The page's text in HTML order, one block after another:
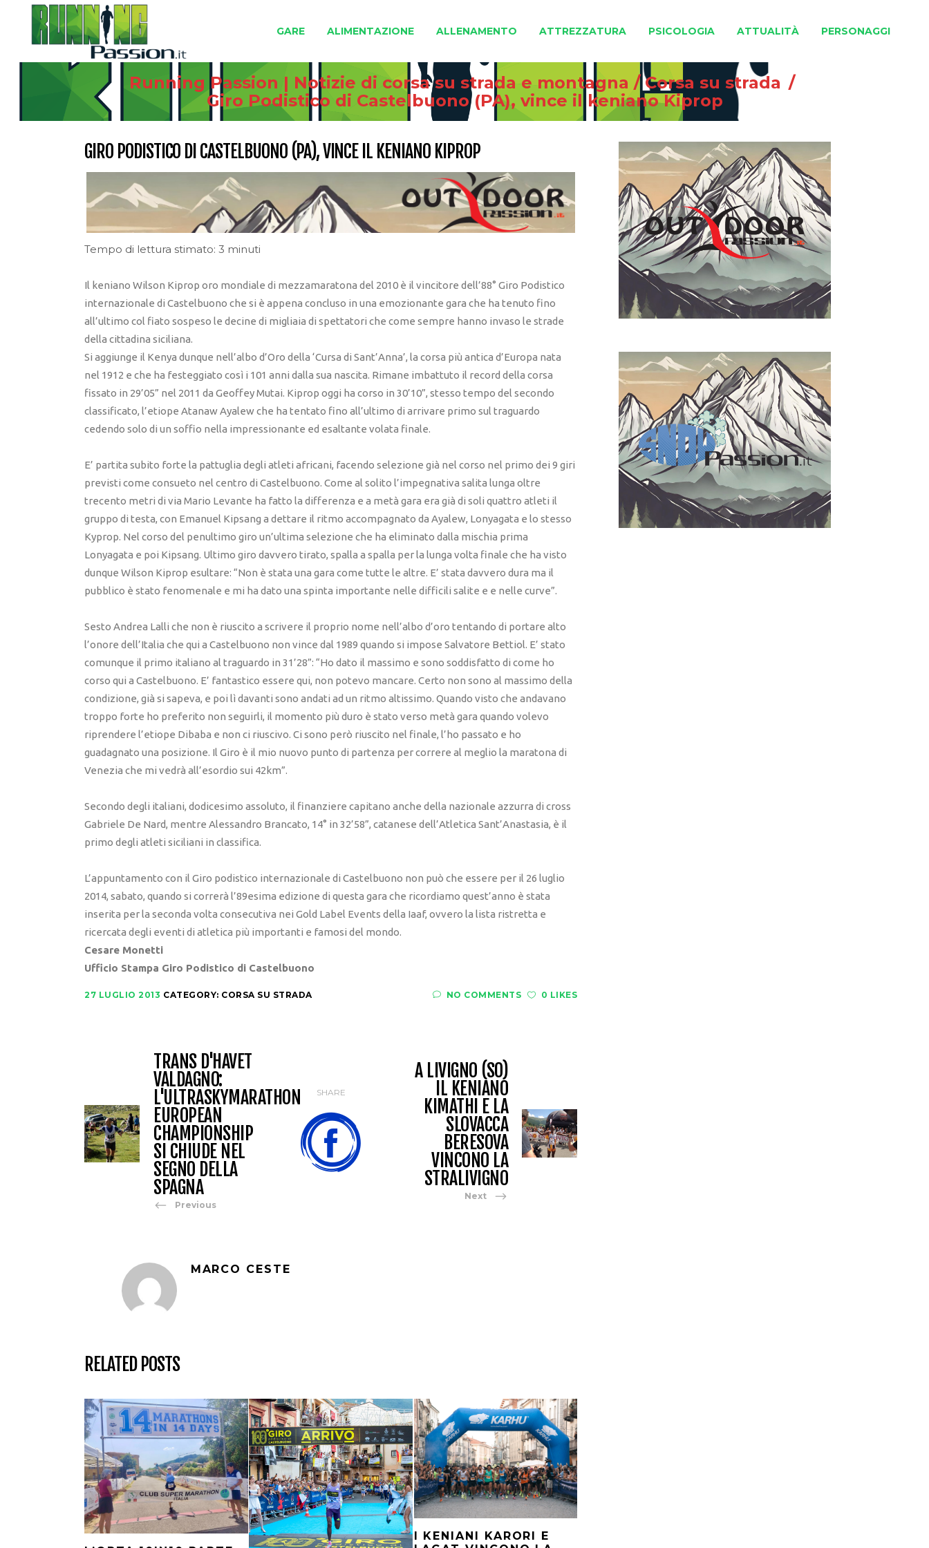
GARE ALIMENTAZIONE ALLENAMENTO ATTREZZATURA PSICOLOGIA ATTUALITÀ PERSONAGGI
Running Passion | Notizie di corsa su strada e montagna /Corsa su strada /
Giro Podistico di Castelbuono (PA), vince il keniano Kiprop
GIRO PODISTICO DI CASTELBUONO (PA), VINCE IL KENIANO KIPROP
Tempo di lettura stimato: 3 minuti
Il keniano Wilson Kiprop oro mondiale di mezzamaratona del 2010 è il vincitore dell’88° Giro Podistico
internazionale di Castelbuono che si è appena concluso in una emozionante gara che ha tenuto fino
all’ultimo col fiato sospeso le decine di migliaia di spettatori che come sempre hanno invaso le strade
della cittadina siciliana.
Si aggiunge il Kenya dunque nell’albo d’Oro della ‘Cursa di Sant’Anna’, la corsa più antica d’Europa nata
nel 1912 e che ha festeggiato così i 101 anni dalla sua nascita. Rimane imbattuto il record della corsa
fissato in 29’05” nel 2011 da Geoffey Mutai. Kiprop oggi ha corso in 30’10”, stesso tempo del secondo
classificato, l’etiope Atanaw Ayalew che ha tentato fino all’ultimo di arrivare primo sul traguardo
cedendo solo di un soffio nella impressionante ed esaltante volata finale.
E’ partita subito forte la pattuglia degli atleti africani, facendo selezione già nel corso nel primo dei 9 giri
previsti come consueto nel centro di Castelbuono. Come al solito l’impegnativa salita lunga oltre
trecento metri di via Mario Levante ha fatto la differenza e a metà gara era già di soli quattro atleti il
gruppo di testa, con Emanuel Kipsang a dettare il ritmo accompagnato da Ayalew, Lonyagata e lo stesso
Kyprop. Nel corso del penultimo giro un’ultima selezione che ha eliminato dalla mischia prima
Lonyagata e poi Kipsang. Ultimo giro davvero tirato, spalla a spalla per la lunga volta finale che ha visto
dunque Wilson Kiprop esultare: “Non è stata una gara come tutte le altre. E’ stata davvero dura ma il
pubblico è stato fenomenale e mi ha dato una spinta importante nelle difficili salite e e nelle curve”.
Sesto Andrea Lalli che non è riuscito a scrivere il proprio nome nell’albo d’oro tentando di portare alto
l’onore dell’Italia che qui a Castelbuono non vince dal 1989 quando si impose Salvatore Bettiol. E’ stato
comunque il primo italiano al traguardo in 31’28”: “Ho dato il massimo e sono soddisfatto di come ho
corso qui a Castelbuono. E’ fantastico essere qui, non potevo mancare. Certo non sono al massimo della
condizione, già si sapeva, e poi lì davanti sono andati ad un ritmo altissimo. Quando visto che andavano
troppo forte ho preferito non seguirli, il momento più duro è stato verso metà gara quando volevo
riprendere l’etiope Dibaba e non ci riuscivo. Ci sono però riuscito nel finale, l’ho passato e ho
guadagnato una posizione. Il Giro è il mio nuovo punto di partenza per correre al meglio la maratona di
Venezia che mi vedrà all’esordio sui 42km”.
Secondo degli italiani, dodicesimo assoluto, il finanziere capitano anche della nazionale azzurra di cross
Gabriele De Nard, mentre Alessandro Brancato, 14° in 32’58”, catanese dell’Atletica Sant’Anastasia, è il
primo degli atleti siciliani in classifica.
L’appuntamento con il Giro podistico internazionale di Castelbuono non può che essere per il 26 luglio
2014, sabato, quando si correrà l’89esima edizione di questa gara che ricordiamo quest’anno è stata
inserita per la seconda volta consecutiva nei Gold Label Events della Iaaf, ovvero la lista ristretta e
ricercata degli eventi di atletica più importanti e famosi del mondo.
Cesare Monetti
Ufficio Stampa Giro Podistico di Castelbuono
27 LUGLIO 2013 CATEGORY: CORSA SU STRADA NO COMMENTS 0 LIKES
TRANS D'HAVET
VALDAGNO:
L'ULTRASKYMARATHON
EUROPEAN
CHAMPIONSHIP
SI CHIUDE NEL
SEGNO DELLA
SPAGNA
Previous
SHARE
A LIVIGNO (SO)
IL KENIANO
KIMATHI E LA
SLOVACCA
BERESOVA
VINCONO LA
STRALIVIGNO
Next
MARCO CESTE
RELATED POSTS
I KENIANI KARORI E